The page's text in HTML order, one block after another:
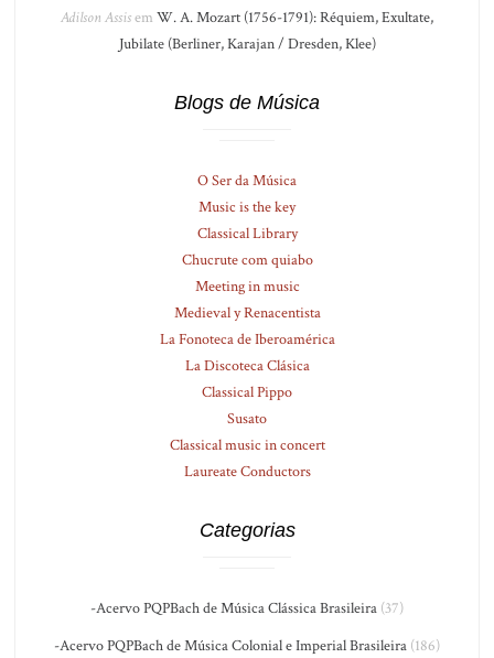
Adilson Assisem W. A. Mozart (1756-1791): Réquiem, Exultate,
Jubilate (Berliner, Karajan / Dresden, Klee)
Blogs de Música
O Ser da Música
Music is the key
Classical Library
Chucrute com quiabo
Meeting in music
Medieval y Renacentista
La Fonoteca de Iberoamérica
La Discoteca Clásica
Classical Pippo
Susato
Classical music in concert
Laureate Conductors
Categorias
-Acervo PQPBach de Música Clássica Brasileira (37)
-Acervo PQPBach de Música Colonial e Imperial Brasileira (186)